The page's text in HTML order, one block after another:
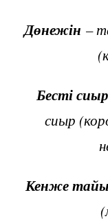
Дөнежін –
Бесті сиыр
сиыр
Кенже